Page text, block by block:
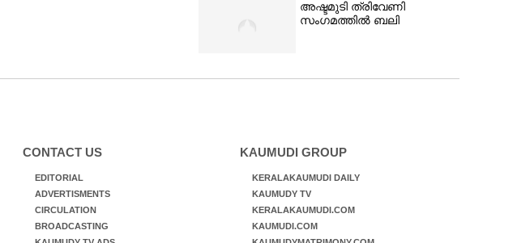
അഷ്ടമുടി ത്രിവേണി
സംഗമത്തിൽ ബലി
CONTACT US
EDITORIAL
ADVERTISMENTS
CIRCULATION
BROADCASTING
KAUMUDI GROUP
KERALAKAUMUDI DAILY
KAUMUDY TV
KERALAKAUMUDI.COM
KAUMUDI.COM